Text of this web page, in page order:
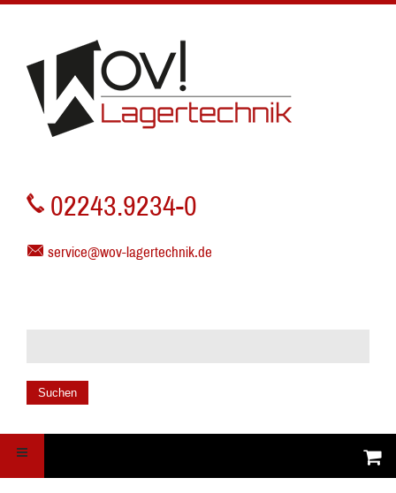
02243.9234-0
service@wov-lagertechnik.de
Suchen